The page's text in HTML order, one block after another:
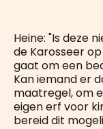
Heine: "Is deze
de Karosseer
gaat om een
Kan iemand er
maatregel, om
eigen erf voor
bereid dit